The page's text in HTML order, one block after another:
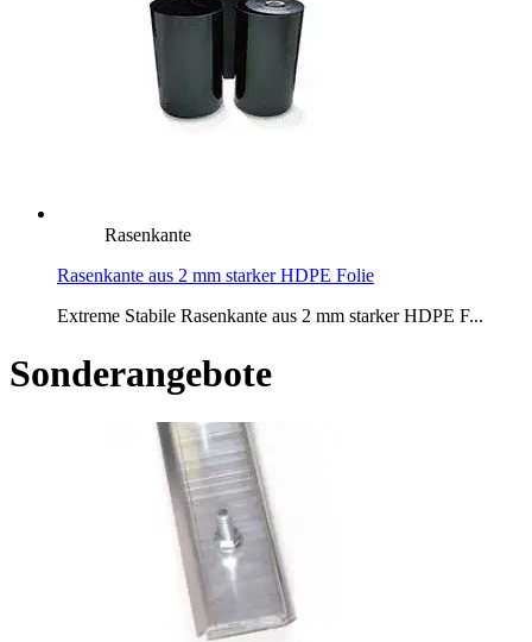
Rasenkante
Rasenkante aus 2 mm starker HDPE Folie
Extreme Stabile Rasenkante aus 2 mm starker HDPE F...
Sonderangebote